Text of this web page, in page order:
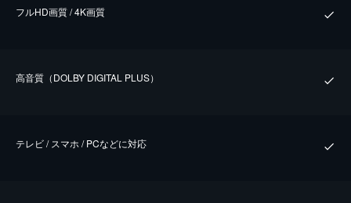
フルHD画質 / 4K画質
⾼⾳質（DOLBY DIGITAL PLUS）
テレビ / スマホ / PCなどに対応